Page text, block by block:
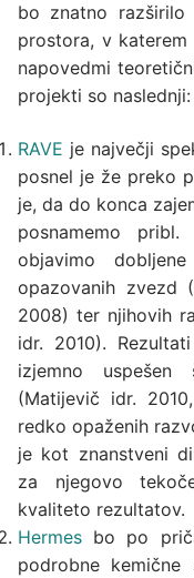
bo znatno razširilo
prostora, v
napovedmi
projekti so naslednji:
RAVE je največji
posnel je že preko
je, da do konca
posnamemo
objavimo
opazovanih zvezd
2008) ter njihovih
idr. 2010).
izjemno
(Matijevič idr.
redko opaženih
je kot znanstveni
za njegovo
kvaliteto rezultatov.
Hermes bo po
podrobne kemične